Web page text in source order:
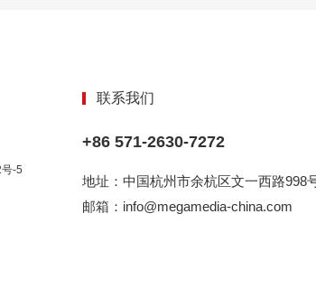
-5
联系我们
+86 571-2630-7272
地址：中国杭州市余杭区文一西路998
邮箱：info@megamedia-china.com